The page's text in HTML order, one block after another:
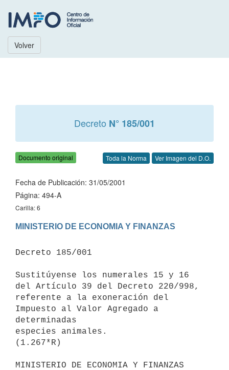
Volver
Decreto N° 185/001
Documento original Toda la Norma Ver Imagen del D.O.
Fecha de Publicación: 31/05/2001
Página: 494-A
Carilla: 6
MINISTERIO DE ECONOMIA Y FINANZAS
Decreto 185/001
Sustitúyense los numerales 15 y 16
del Artículo 39 del Decreto 220/998,
referente a la exoneración del
Impuesto al Valor Agregado a
determinadas
especies animales.
(1.267*R)
MINISTERIO DE ECONOMIA Y FINANZAS